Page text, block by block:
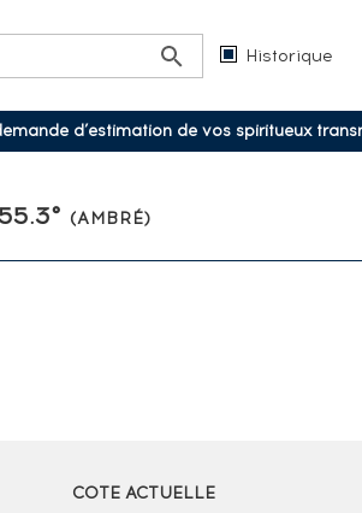
Historique
d’estimation de vos spiritueux
(AMBRÉ)
COTE ACTUELLE